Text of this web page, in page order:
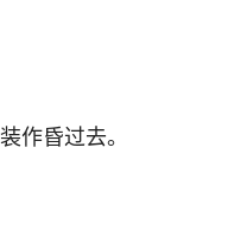
作昏过去。